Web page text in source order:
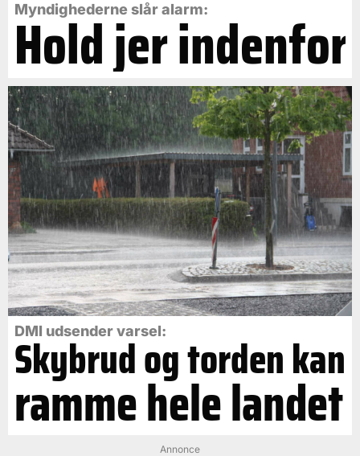
Myndighederne slår alarm:
Hold jer indenfor
DMI udsender varsel:
Skybrud og torden kan
ramme hele landet
Annonce